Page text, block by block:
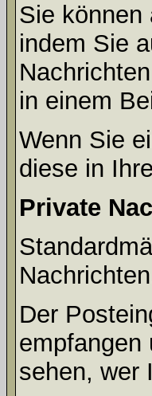
Sie können
indem Sie
in einem
Wenn Sie
diese in
Private
Der
empfangen
sehen, wer